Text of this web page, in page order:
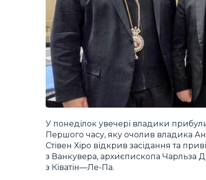
У понеділок увечері владики
Першого часу, яку очолив владика
Стівен Хіро відкрив засідання та
з Ванкувера, архиєпископа Чарльза
з Ківатін—Ле-Па.